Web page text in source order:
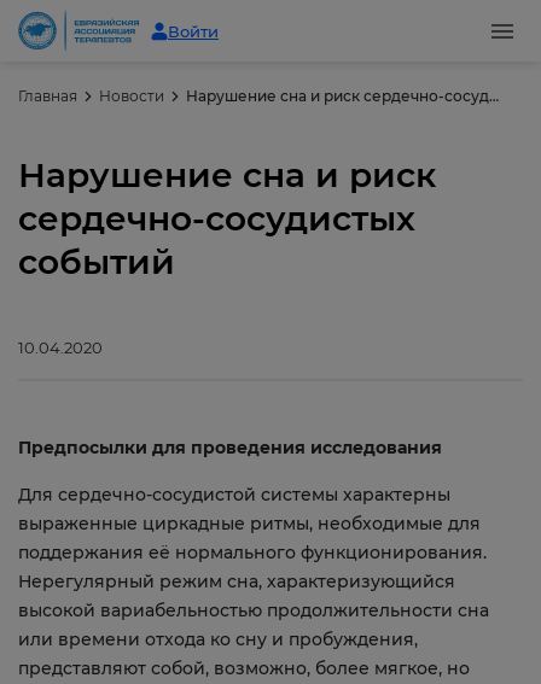
Войти
Главная Новости Нарушение сна и риск сердечно-сосудистых событий
Нарушение сна и риск
сердечно-сосудистых
событий
10.04.2020
Предпосылки для проведения исследования
Для сердечно-сосудистой системы характерны
выраженные циркадные ритмы, необходимые для
поддержания её нормального функционирования.
Нерегулярный режим сна, характеризующийся
высокой вариабельностью продолжительности сна
или времени отхода ко сну и пробуждения,
представляют собой, возможно, более мягкое, но